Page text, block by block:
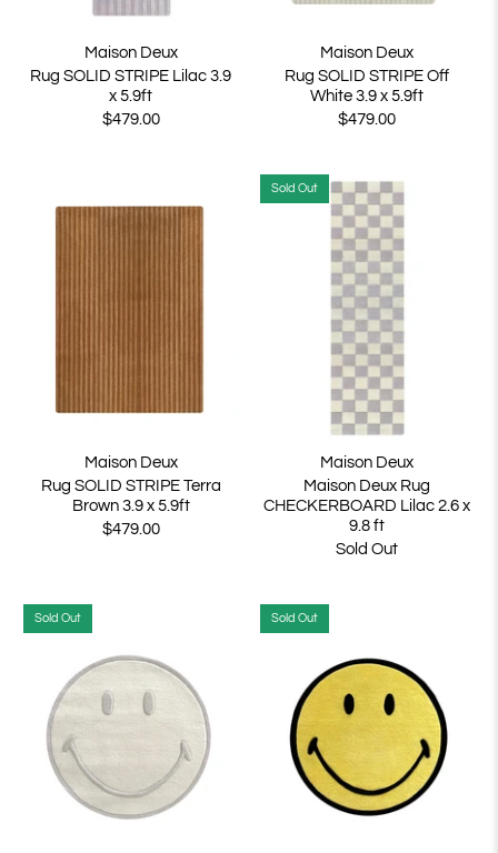
Maison Deux
Rug SOLID STRIPE Lilac 3.9
x 5.9ft
$479.00
Maison Deux
Rug SOLID STRIPE Off
White 3.9 x 5.9ft
$479.00
Maison Deux
Rug SOLID STRIPE Terra
Brown 3.9 x 5.9ft
$479.00
Sold Out
Maison Deux
Maison Deux Rug
CHECKERBOARD Lilac 2.6 x
9.8 ft
Sold Out
Sold Out Sold Out